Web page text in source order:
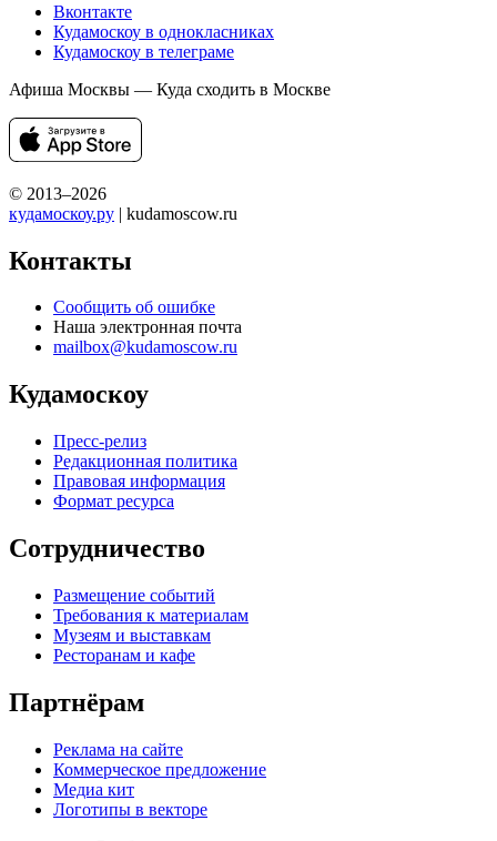
Вконтакте
Кудамоскоу в однокласниках
Кудамоскоу в телеграме
Афиша Москвы — Куда сходить в Москве
© 2013–2026
кудамоскоу.ру | kudamoscow.ru
Контакты
Сообщить об ошибке
Наша электронная почта
mailbox@kudamoscow.ru
Кудамоскоу
Пресс-релиз
Редакционная политика
Правовая информация
Формат ресурса
Сотрудничество
Размещение событий
Требования к материалам
Музеям и выставкам
Ресторанам и кафе
Партнёрам
Реклама на сайте
Коммерческое предложение
Медиа кит
Логотипы в векторе